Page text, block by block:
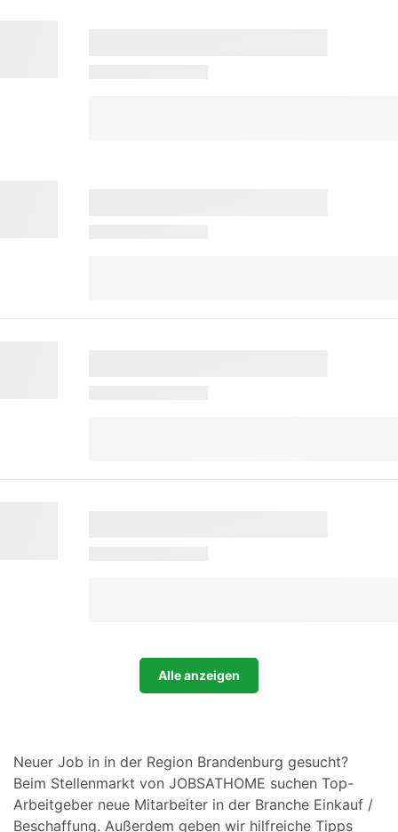
Alle anzeigen
Neuer Job in in der Region Brandenburg gesucht?
Beim Stellenmarkt von JOBSATHOME suchen Top-
Arbeitgeber neue Mitarbeiter in der Branche Einkauf /
Beschaffung. Außerdem geben wir hilfreiche Tipps